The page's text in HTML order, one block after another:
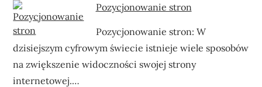
Pozycjonowanie stron
Pozycjonowanie stron: W
dzisiejszym cyfrowym świecie istnieje wiele sposobów
na zwiększenie widoczności swojej strony
internetowej.…